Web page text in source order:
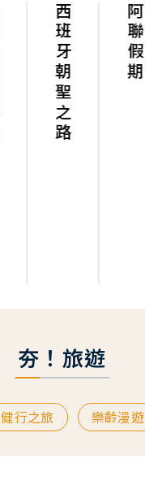
西班牙朝聖之路 阿聯假期
夯！旅遊
健行之旅 樂齡漫遊